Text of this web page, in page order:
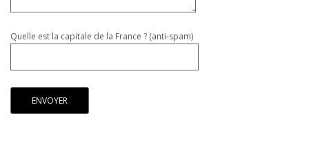
Quelle est la capitale de la France ? (anti-spam)